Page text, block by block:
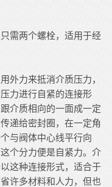
需两个螺栓，适用于经
力来抵消介质压力，
力进行自紧的连接形
介质相向的一面成一定
递给密封圈，在一定角
与阀体中心线平行向
个分力便是自紧力。介
这种连接形式，适合于
许多材料和人力，但也